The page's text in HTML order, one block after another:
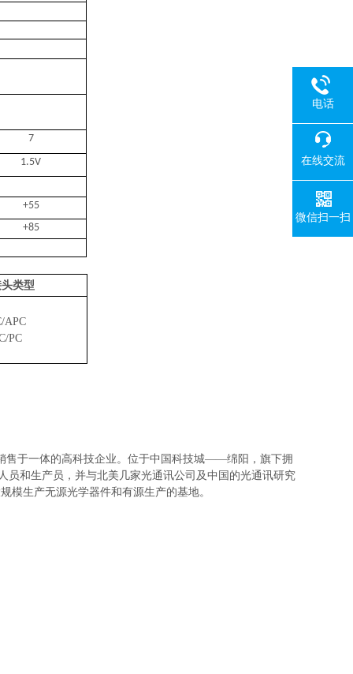
7
1.5V
+55
+85
类型
APC
PC
售于一体的高科技企业。位于中国科技城——绵阳，旗下拥
员和生产员，并与北美几家光通讯公司及中国的光通讯研究
模生产无源光学器件和有源生产的基地。
电话
在线交流
微信扫一扫